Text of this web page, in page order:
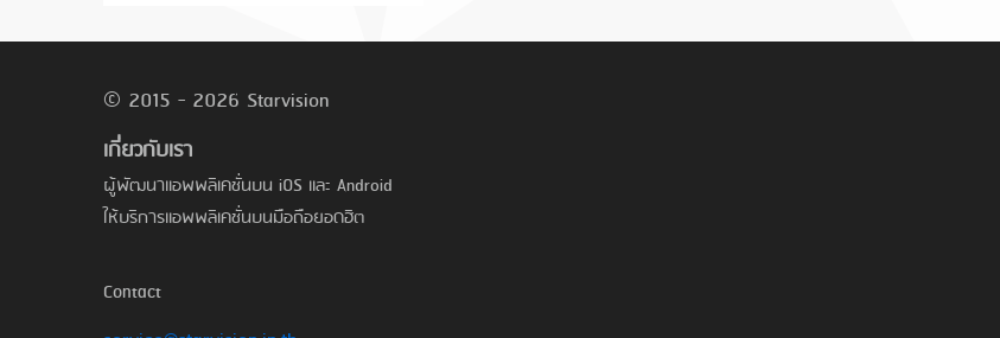
© 2015 - 2026 Starvision
เกี่ยวกับเรา
ผู้พัฒนาแอพพลิเคชั่นบน iOS และ Android
ให้บริการแอพพลิเคชั่นบนมือถือยอดฮิต
Contact